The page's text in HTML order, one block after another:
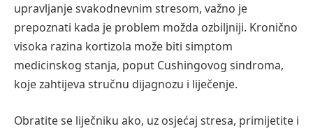
upravljanje svakodnevnim stresom, važno je
prepoznati kada je problem možda ozbiljniji. Kronično
visoka razina kortizola može biti simptom
medicinskog stanja, poput Cushingovog sindroma,
koje zahtijeva stručnu dijagnozu i liječenje.
Obratite se liječniku ako, uz osjećaj stresa, primijetite i